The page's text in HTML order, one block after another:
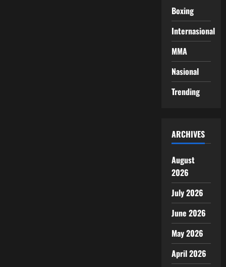
Boxing
Internasional
MMA
Nasional
Trending
ARCHIVES
August
2026
July 2026
June 2026
May 2026
April 2026